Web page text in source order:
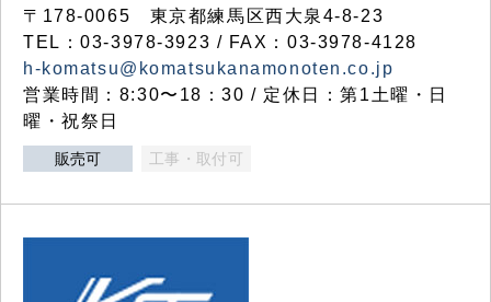
〒178-0065 東京都練馬区西大泉4-8-23
TEL：03-3978-3923 / FAX：03-3978-4128
h-komatsu@komatsukanamonoten.co.jp
営業時間：8:30〜18：30 / 定休日：第1土曜・日
曜・祝祭日
販売可 工事・取付可